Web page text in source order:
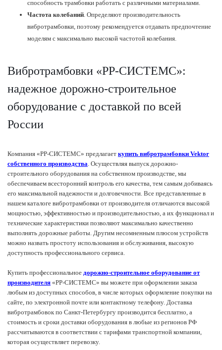
способность трамбовки работать с различными материалами.
Частота колебаний . Определяют производительность
вибротрамбовки, поэтому рекомендуется отдавать предпочтение
моделям с максимально высокой частотой колебания.
Вибротрамбовки «РР-СИСТЕМС»:
надежное дорожно-строительное
оборудование с доставкой по всей
России
Компания «РР-СИСТЕМС» предлагает купить вибротрамбовки Vektor
собственного производства . Осуществляя выпуск дорожно-
строительного оборудования на собственном производстве, мы
обеспечиваем всесторонний контроль его качества, тем самым добиваясь
его максимальной надежности и долговечности. Все представленные в
нашем каталоге вибротрамбовки от производителя отличаются высокой
мощностью, эффективностью и производительностью, а их функционал и
технические характеристики позволяют максимально качественно
выполнять дорожные работы. Другим несомненным плюсом устройств
можно назвать простоту использования и обслуживания, высокую
доступность профессионального сервиса.
Купить профессиональное дорожно-строительное оборудование от
производителя «РР-СИСТЕМС» вы можете при оформлении заказа
любым из доступных способов, в числе которых оформление покупки на
сайте, по электронной почте или контактному телефону. Доставка
вибротрамбовок по Санкт-Петербургу производится бесплатно, а
стоимость и сроки доставки оборудования в любые из регионов РФ
рассчитываются в соответствии с тарифами транспортной компании,
которая осуществляет перевозку.